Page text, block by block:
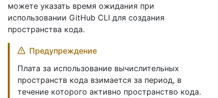
можете указать время ожидания при
использовании GitHub CLI для создания
пространства кода.
Предупреждение
Плата за использование вычислительных
пространств кода взимается за период, в
течение которого активно пространство кода.